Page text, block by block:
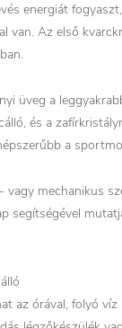
energiát
van. Az első
üveg a
és a
a
mechanikus
segítségével
az órával, folyó